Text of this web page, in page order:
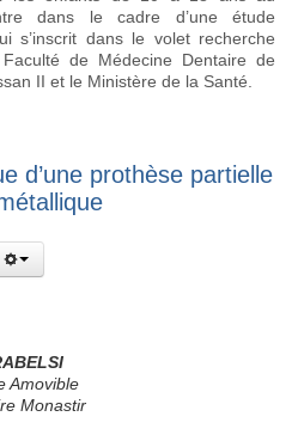
dans le cadre d’une étude
s’inscrit dans le volet recherche
de Médecine Dentaire de
II et le Ministère de la Santé.
d’une prothèse partielle
Amovible
Monastir